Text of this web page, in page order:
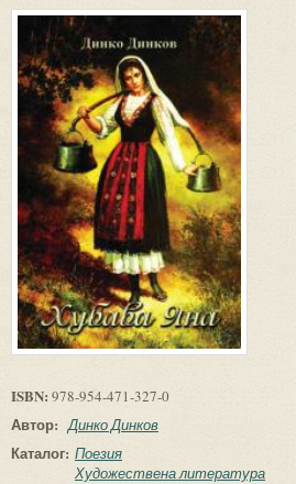
ISBN: 978-954-471-327-0
Автор: Динко Динков
Каталог: Поезия
Художествена литература